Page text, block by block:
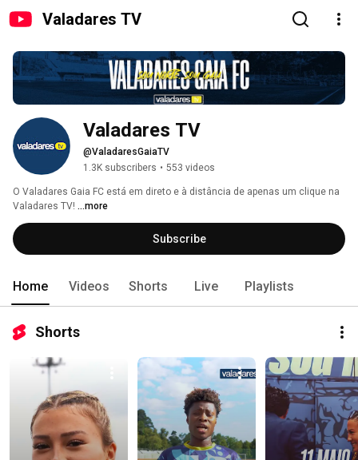
Valadares TV
Valadares TV
@ValadaresGaiaTV
1.3K subscribers • 553 videos
O Valadares Gaia FC está em direto e à distância de apenas um clique na
Valadares TV! ...more
Subscribe
Home Videos Shorts Live Playlists
Shorts